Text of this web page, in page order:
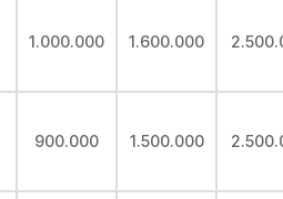
1.000.000 1.600.000
900.000 1.500.000